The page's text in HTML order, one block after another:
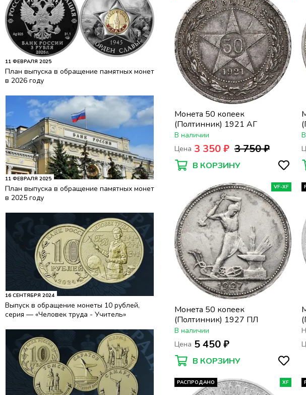
11 ФЕВРАЛЯ 2025
План выпуска в обращение памятных монет
в 2026 году
11 ФЕВРАЛЯ 2025
План выпуска в обращение памятных монет
в 2025 году
16 СЕНТЯБРЯ 2024
Выпуск в обращение монеты 10 рублей,
серия — «Человек труда - Учитель»
Монета 50 копеек
(Полтинник) 1921 АГ
В наличии
Цена 3 350 ₽ 3 750 ₽
В КОРЗИНУ
VF-XF
Монета 50 копеек
(Полтинник) 1927 ПЛ
В наличии
Цена 5 450 ₽
В КОРЗИНУ
РАСПРОДАНО XF